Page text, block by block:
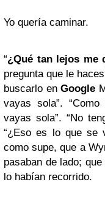
Yo quería caminar.
“¿Qué tan lejos me
pregunta que le
buscarlo enGoogle
vayas sola”.
vayas sola”. “No
“¿Eso es lo que se
como supe, que a
pasaban de lado;
lo habían recorrido.